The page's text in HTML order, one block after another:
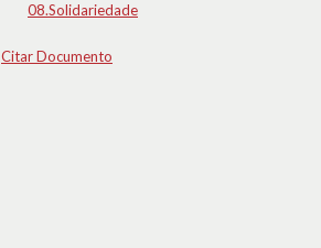
08.Solidariedade
Citar Documento